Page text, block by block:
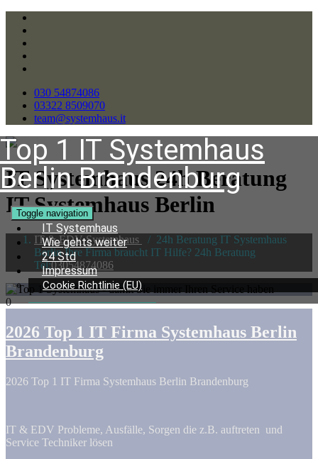
030 54874086
03322 8509070
team@systemhaus.it
Top 1 IT Systemhaus
Berlin Brandenburg
Toggle navigation
IT Systemhaus
Wie gehts weiter
24 Std
Impressum
Cookie Richtlinie (EU)
IT Systemhaus 24h Beratung
IT Systemhaus Berlin
IT & EDV Systemhaus / 24h Beratung IT Systemhaus
Berlin Ihre Firma braucht IT Hilfe? 24h Beratung
Tel:03054874086
0
2026 Top 1 IT Firma Systemhaus Berlin
Brandenburg
2026 Top 1 IT Firma Systemhaus Berlin Brandenburg
IT & EDV Probleme, Ausfälle, Sorgen die z.B. auftreten und
Service Techniker lösen